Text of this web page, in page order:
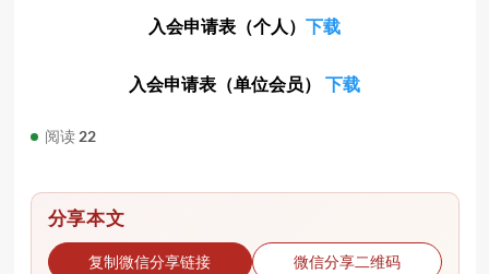
入会申请表（个人） 下载
入会申请表（单位会员） 下载
阅读 22
分享本文
复制微信分享链接 微信分享二维码